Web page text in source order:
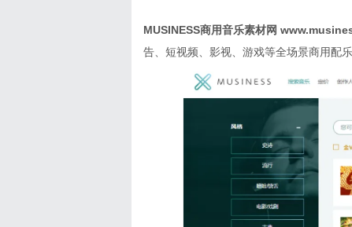
MUSINESS商用音乐素材网
告、短视频、影视、游戏等全场景商用配